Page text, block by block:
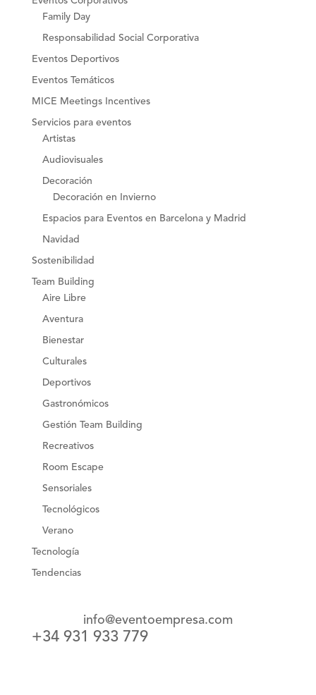
Family Day
Responsabilidad Social Corporativa
Eventos Deportivos
Eventos Temáticos
MICE Meetings Incentives
Servicios para eventos
Artistas
Audiovisuales
Decoración
Decoración en Invierno
Espacios para Eventos en Barcelona y Madrid
Navidad
Sostenibilidad
Team Building
Aire Libre
Aventura
Bienestar
Culturales
Deportivos
Gastronómicos
Gestión Team Building
Recreativos
Room Escape
Sensoriales
Tecnológicos
Verano
Tecnología
Tendencias
info@eventoempresa.com
+34 931 933 779